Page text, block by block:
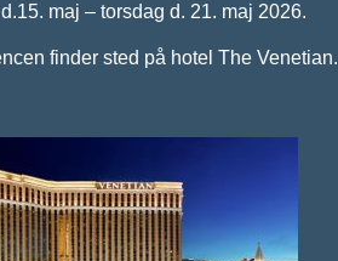
maj – torsdag d. 21. maj 2026.
finder sted på hotel The Venetian.